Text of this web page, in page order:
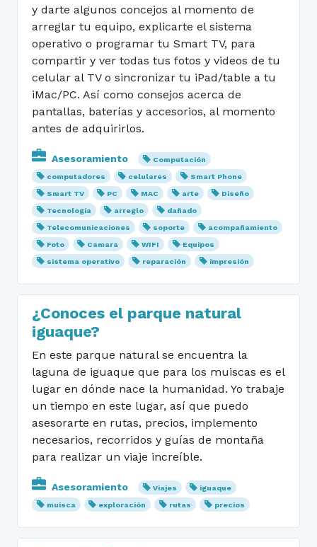
y darte algunos concejos al momento de
arreglar tu equipo, explicarte el sistema
operativo o programar tu Smart TV, para
compartir y ver todas tus fotos y videos de tu
celular al TV o sincronizar tu iPad/table a tu
iMac/PC. Así como consejos acerca de
pantallas, baterías y accesorios, al momento
antes de adquirirlos.
Asesoramiento
Computación
computadores
celulares
Smart Phone
Smart TV
PC MAC arte
Diseño
Tecnología
arreglo
dañado
Telecomunicaciones
soporte
acompañamiento
Foto
Camara WIFI
Equipos
sistema operativo
reparación impresión
¿Conoces el parque natural
iguaque?
En este parque natural se encuentra la
laguna de iguaque que para los muiscas es el
lugar en dónde nace la humanidad. Yo trabaje
un tiempo en este lugar, así que puedo
asesorarte en rutas, precios, implemento
necesarios, recorridos y guías de montaña
para realizar un viaje increíble.
Asesoramiento Viajes
iguaque
muisca
exploración rutas precios